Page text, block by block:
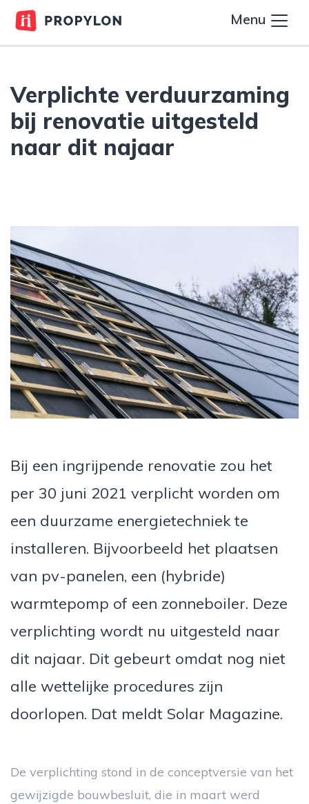
Menu
Verplichte verduurzaming
bij renovatie uitgesteld
naar dit najaar
Bij een ingrijpende renovatie zou het
per 30 juni 2021 verplicht worden om
een duurzame energietechniek te
installeren. Bijvoorbeeld het plaatsen
van pv-panelen, een (hybride)
warmtepomp of een zonneboiler. Deze
verplichting wordt nu uitgesteld naar
dit najaar. Dit gebeurt omdat nog niet
alle wettelijke procedures zijn
doorlopen. Dat meldt Solar Magazine.
De verplichting stond in de conceptversie van het
gewijzigde bouwbesluit, die in maart werd